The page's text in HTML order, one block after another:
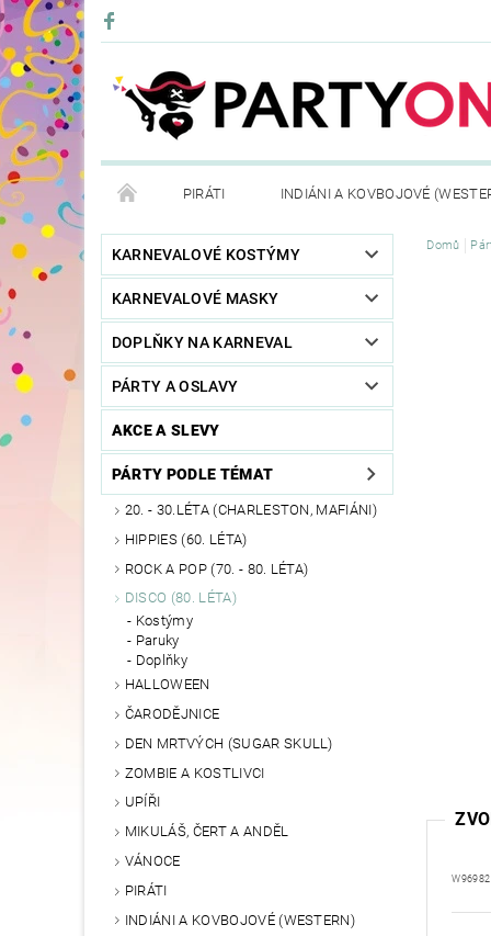
PIRÁTI INDIÁNI A KOVBOJOVÉ
KONTAKTY OBCHODNÍ PODMÍNKY
KARNEVALOVÉ KOSTÝMY
KARNEVALOVÉ MASKY
DOPLŇKY NA KARNEVAL
PÁRTY A OSLAVY
AKCE A SLEVY
PÁRTY PODLE TÉMAT
20. - 30.LÉTA (CHARLESTON, MAFIÁNI)
HIPPIES (60. LÉTA)
ROCK A POP (70. - 80. LÉTA)
DISCO (80. LÉTA)
Kostýmy
Paruky
Doplňky
HALLOWEEN
ČARODĚJNICE
DEN MRTVÝCH (SUGAR SKULL)
ZOMBIE A KOSTLIVCI
UPÍŘI
MIKULÁŠ, ČERT A ANDĚL
VÁNOCE
PIRÁTI
INDIÁNI A KOVBOJOVÉ (WESTERN)
Domů
W96982